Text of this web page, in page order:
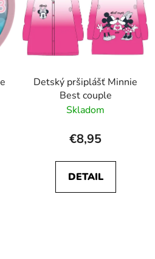
Detský pršiplášť Minnie
Best couple
Skladom
€8,95
DETAIL